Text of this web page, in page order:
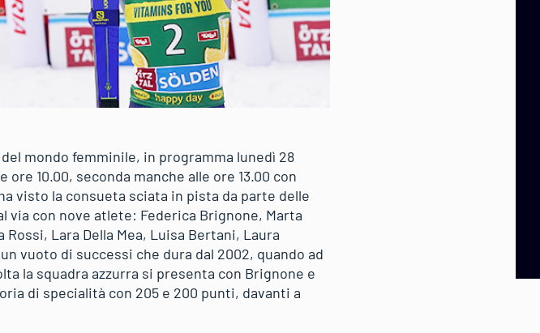
mondo femminile, in programma lunedì 28
10.00, seconda manche alle ore 13.00 con
visto la consueta sciata in pista da parte delle
via con nove atlete: Federica Brignone, Marta
Lara Della Mea, Luisa Bertani, Laura
vuoto di successi che dura dal 2002, quando ad
la squadra azzurra si presenta con Brignone e
di specialità con 205 e 200 punti, davanti a